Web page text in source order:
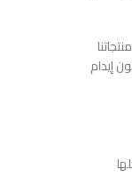
إيدام